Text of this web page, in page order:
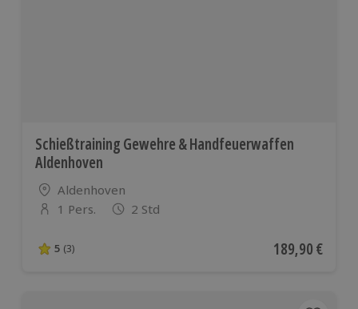
Schießtraining Gewehre & Handfeuerwaffen
Aldenhoven
Standort
Aldenhoven
Anzahl der Teilnehmer
1 Pers. 2 Std
5 von 5 Sternen basierend auf 3 Bewertungen
5 (3) Aktueller Preis
189,90 €